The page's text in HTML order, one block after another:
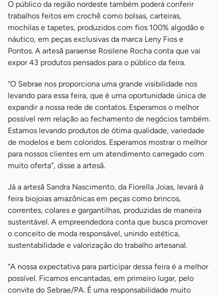
O público da região nordeste também poderá conferir
trabalhos feitos em crochê como bolsas, carteiras,
mochilas e tapetes, produzidos com fios 100% algodão e
náutico, em peças exclusivas da marca Leny Fios e
Pontos. A artesã paraense Rosilene Rocha conta que vai
expor 43 produtos pensados para o público da feira.
“O Sebrae nos proporciona uma grande visibilidade nos
levando para essa feira, que é uma oportunidade única de
expandir a nossa rede de contatos. Esperamos o melhor
possível rem relação ao fechamento de negócios também.
Estamos levando produtos de ótima qualidade, variedade
de modelos e bem coloridos. Esperamos mostrar o melhor
para nossos clientes em um atendimento carregado com
muito oferta”, disse a artesã.
Já a artesã Sandra Nascimento, da Fiorella Joias, levará à
feira biojoias amazônicas em peças como brincos,
correntes, colares e gargantilhas, produzidas de maneira
sustentável. A empreendedora conta que busca promover
o conceito de moda responsável, unindo estética,
sustentabilidade e valorização do trabalho artesanal.
“A nossa expectativa para participar dessa feira é a melhor
possível. Ficamos encantadas, em primeiro lugar, pelo
convite do Sebrae/PA. É uma responsabilidade muito